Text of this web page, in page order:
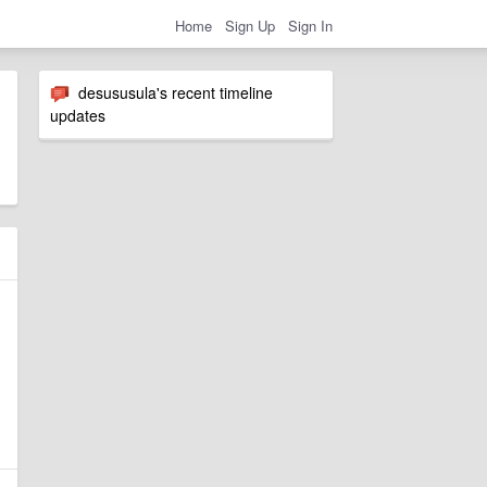
Home Sign Up Sign In
desususula's recent timeline
updates